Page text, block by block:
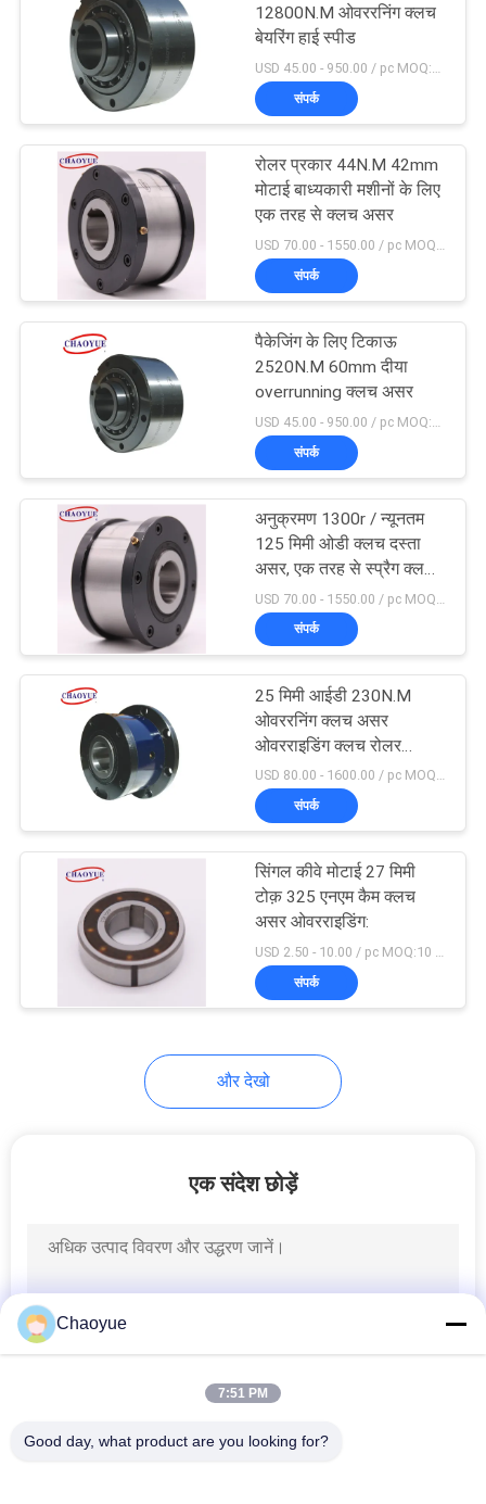
अनुरोध
साइटमैप
PRIVACY
POLICY
बैकस्टॉप कैम क्लच
19
कन्वेयर बेल्ट बैकस्टॉप
दस्ता क्लैंपिंग तत्व
20
कीलेस लॉकिंग असेंबली
विद्युतचुंबकीय क्लच ब्रेक
टॉर्क लिमिटर क्लच
1
12800N.M ओवररनिंग क्लच
बेयरिंग हाई स्पीड
USD 45.00 - 950.00 / pc MOQ:1 पीसी
संपर्क
रोलर प्रकार 44N.M 42mm
मोटाई बाध्यकारी मशीनों के लिए
एक तरह से क्लच असर
संपर्क
पैकेजिंग के लिए टिकाऊ
2520N.M 60mm दीया
overrunning क्लच असर
संपर्क
अनुक्रमण 1300r / न्यूनतम
125 मिमी ओडी क्लच दस्ता
असर, एक तरह से स्प्रैग क्लच
असर
संपर्क
25 मिमी आईडी 230N.M
ओवररनिंग क्लच असर
ओवरराइडिंग क्लच रोलर
प्रकार
USD 80.00 - 1600.00 / pc MOQ:1 पीसी
संपर्क
सिंगल कीवे मोटाई 27 मिमी
टोक़ 325 एनएम कैम क्लच
असर ओवरराइडिंग:
USD 2.50 - 10.00 / pc MOQ:10 पीसी
संपर्क
और देखो
एक संदेश छोड़ें
Chaoyue
7:51 PM
Good day, what product are you looking for?